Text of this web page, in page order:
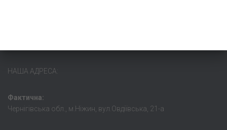
НАША АДРЕСА:
Фактична:
Чернігівська обл., м.Ніжин, вул.Овдіївська, 21-а